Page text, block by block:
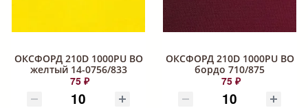
ОКСФОРД 210D 1000PU ВО
желтый 14-0756/833
75 ₽
ОКСФОРД 210D 1000PU ВО
бордо 710/875
75 ₽